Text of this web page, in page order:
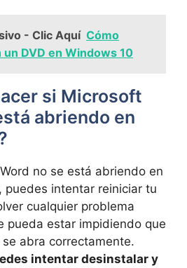
- Clic Aquí Cómo
DVD en Windows 10
si Microsoft
abriendo en
no se está abriendo en
puedes intentar reiniciar tu
cualquier problema
pueda estar impidiendo que
abra correctamente.
intentar desinstalar y